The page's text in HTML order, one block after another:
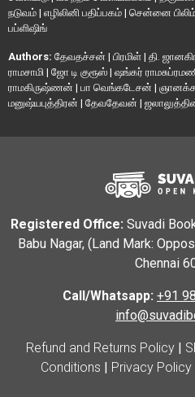
நடுவம் | எழிலினி பதிப்பகம் | சென்னை
பப்ளிஷிங்
Authors: தேவதச்சன் | பிரமிள் | தி.
ராமசாமி | ஜோ டி குரூஸ் | ஷங்கர்
ராமகிருஷ்ணன் | பா வெங்கடேசன் |
மனுஷ்யபுத்திரன் | தேவதேவன் |
Registered Office: Suvadi
Babu Nagar, (Land Mark:
Chennai
Call/Whatsapp: +91
Refund and Returns Policy|
Conditions | Privacy Policy